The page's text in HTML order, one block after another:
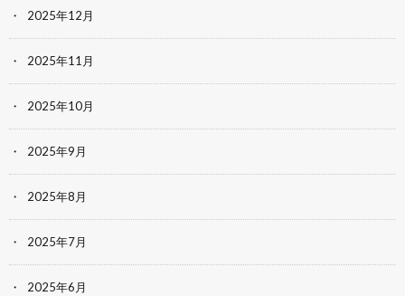
2025年12月
2025年11月
2025年10月
2025年9月
2025年8月
2025年7月
2025年6月